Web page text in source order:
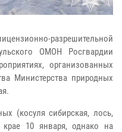
разрешительной
ОМОН Росгвардии
организованных
Министерства природных
(косуля сибирская, лось,
10 января, однако на